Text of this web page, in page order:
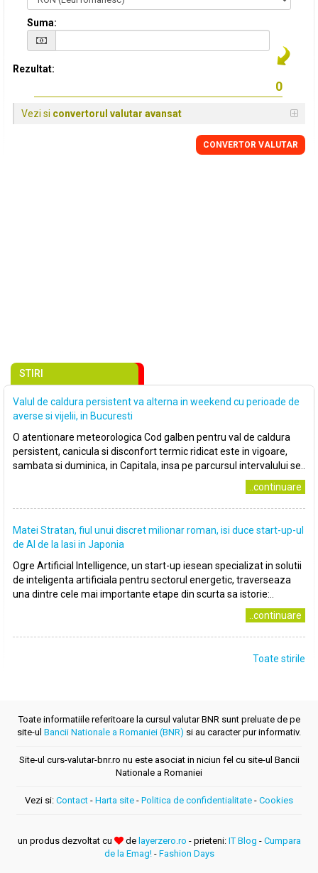
Suma:
Rezultat:
Vezi si convertorul valutar avansat
CONVERTOR VALUTAR
STIRI
Valul de caldura persistent va alterna in weekend cu perioade de
averse si vijelii, in Bucuresti
O atentionare meteorologica Cod galben pentru val de caldura
persistent, canicula si disconfort termic ridicat este in vigoare,
sambata si duminica, in Capitala, insa pe parcursul intervalului se..
..continuare
Matei Stratan, fiul unui discret milionar roman, isi duce start-up-ul
de AI de la Iasi in Japonia
Ogre Artificial Intelligence, un start-up iesean specializat in solutii
de inteligenta artificiala pentru sectorul energetic, traverseaza
una dintre cele mai importante etape din scurta sa istorie:..
..continuare
Toate stirile
Toate informatiile referitoare la cursul valutar BNR sunt preluate de pe
site-ul Bancii Nationale a Romaniei (BNR) si au caracter pur informativ.
Site-ul curs-valutar-bnr.ro nu este asociat in niciun fel cu site-ul Bancii
Nationale a Romaniei
Vezi si: Contact - Harta site - Politica de confidentialitate - Cookies
un produs dezvoltat cu de layerzero.ro - prieteni: IT Blog - Cumpara
de la Emag!- Fashion Days